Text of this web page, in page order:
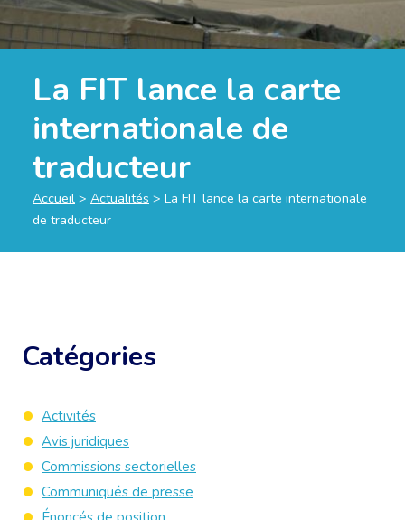
La FIT lance la carte
internationale de
traducteur
Accueil > Actualités > La FIT lance la carte internationale
de traducteur
Catégories
Activités
Avis juridiques
Commissions sectorielles
Communiqués de presse